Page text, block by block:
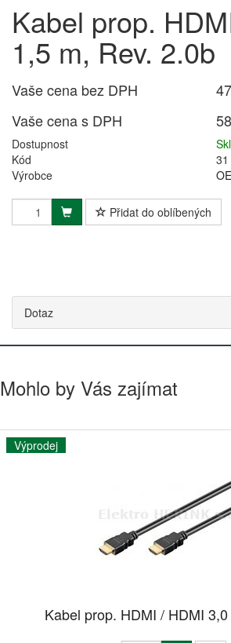
Kabel prop.
1,5 m, Rev. 2.0b
Vaše cena bez DPH
Vaše cena s DPH
Dostupnost
Kód
Výrobce
Přidat do oblíbených
Dotaz
Mohlo by Vás zajímat
Výprodej
Kabel prop. HDMI / HDMI